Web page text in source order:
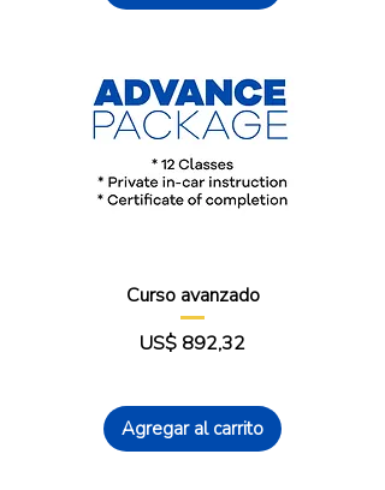
Curso avanzado
Precio
US$ 892,32
Agregar al carrito